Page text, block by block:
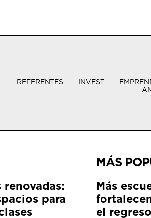
REFERENTES INVEST
renovadas:
para
MÁS
Más
el